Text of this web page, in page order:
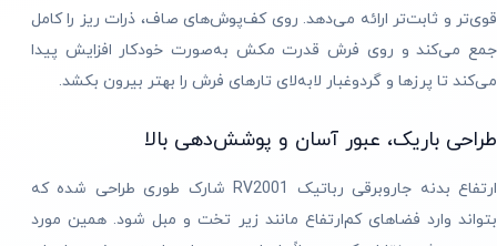
قوی‌تر و ثابت‌تر ارائه می‌دهد. روی کف‌پوش‌های صاف، ذرات ریز را کامل
جمع می‌کند و روی فرش قدرت مکش به‌صورت خودکار افزایش پیدا
می‌کند تا پرزها و گردوغبار لابه‌لای تارهای فرش را بهتر بیرون بکشد.
طراحی باریک، عبور آسان و پوشش‌دهی بالا
ارتفاع بدنه جاروبرقی رباتیک RV2001 شارک طوری طراحی شده که
بتواند وارد فضاهای کم‌ارتفاع مانند زیر تخت و مبل شود. همین مورد